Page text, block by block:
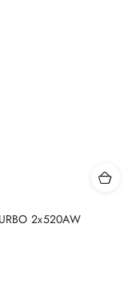
2x520AW